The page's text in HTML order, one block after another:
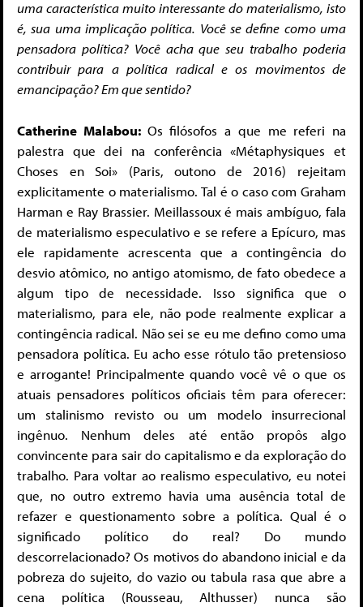
uma característica muito interessante do materialismo, isto
é, sua uma implicação política. Você se define como uma
pensadora política? Você acha que seu trabalho poderia
contribuir para a política radical e os movimentos de
emancipação? Em que sentido?
Catherine Malabou: Os filósofos a que me referi na
palestra que dei na conferência «Métaphysiques et
Choses en Soi» (Paris, outono de 2016) rejeitam
explicitamente o materialismo. Tal é o caso com Graham
Harman e Ray Brassier. Meillassoux é mais ambíguo, fala
de materialismo especulativo e se refere a Epícuro, mas
ele rapidamente acrescenta que a contingência do
desvio atômico, no antigo atomismo, de fato obedece a
algum tipo de necessidade. Isso significa que o
materialismo, para ele, não pode realmente explicar a
contingência radical. Não sei se eu me defino como uma
pensadora política. Eu acho esse rótulo tão pretensioso
e arrogante! Principalmente quando você vê o que os
atuais pensadores políticos oficiais têm para oferecer:
um stalinismo revisto ou um modelo insurrecional
ingênuo. Nenhum deles até então propôs algo
convincente para sair do capitalismo e da exploração do
trabalho. Para voltar ao realismo especulativo, eu notei
que, no outro extremo havia uma ausência total de
refazer e questionamento sobre a política. Qual é o
significado político do real? Do mundo
descorrelacionado? Os motivos do abandono inicial e da
pobreza do sujeito, do vazio ou tabula rasa que abre a
cena política (Rousseau, Althusser) nunca são